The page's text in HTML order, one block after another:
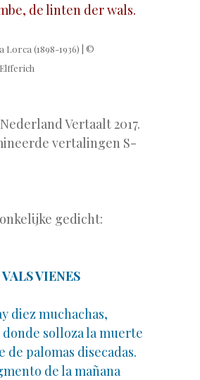
de linten der wals.
Lorca (1898-1936) | ©
Vertaalt 2017.
vertalingen S-
gedicht:
VIENES
diez muchachas,
solloza la muerte
de palomas disecadas.
de la mañana